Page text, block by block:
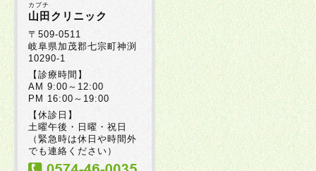
カブチ
山田クリニック
〒509-0511
岐阜県加茂郡七宗町神渕
10290-1
【診療時間】
AM 9:00～12:00
PM 16:00～19:00
【休診日】
土曜午後・日曜・祝日
（緊急時は休日や時間外
でも連絡ください）